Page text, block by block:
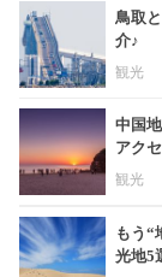
鳥取
介♪
観光
中国
アク
観光
もう“
光地5